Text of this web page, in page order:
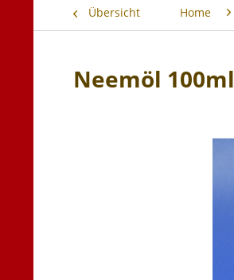
Übersicht Home
Neemöl 100ml